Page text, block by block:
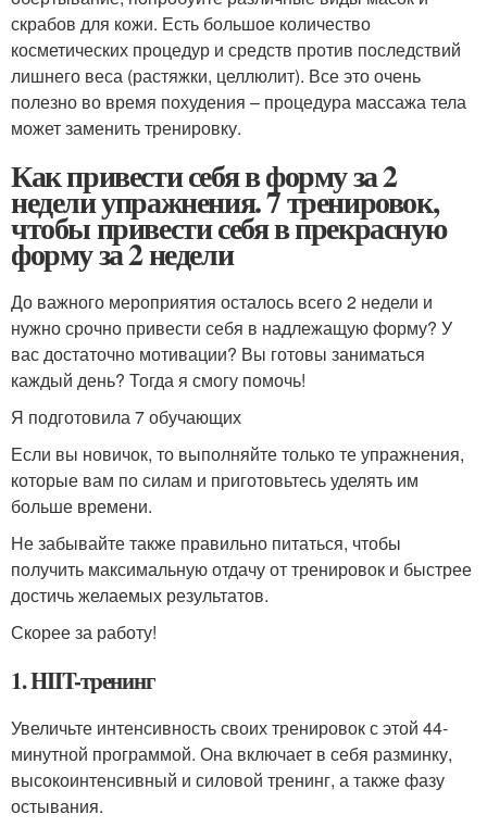
скрабов для кожи. Есть большое количество
косметических процедур и средств против последствий
лишнего веса (растяжки, целлюлит). Все это очень
полезно во время похудения – процедура массажа тела
может заменить тренировку.
Как привести себя в форму за 2
недели упражнения. 7 тренировок,
чтобы привести себя в прекрасную
форму за 2 недели
До важного мероприятия осталось всего 2 недели и
нужно срочно привести себя в надлежащую форму? У
вас достаточно мотивации? Вы готовы заниматься
каждый день? Тогда я смогу помочь!
Я подготовила 7 обучающих
Если вы новичок, то выполняйте только те упражнения,
которые вам по силам и приготовьтесь уделять им
больше времени.
Не забывайте также правильно питаться, чтобы
получить максимальную отдачу от тренировок и быстрее
достичь желаемых результатов.
Скорее за работу!
1. HIIT-тренинг
Увеличьте интенсивность своих тренировок с этой 44-
минутной программой. Она включает в себя разминку,
высокоинтенсивный и силовой тренинг, а также фазу
остывания.